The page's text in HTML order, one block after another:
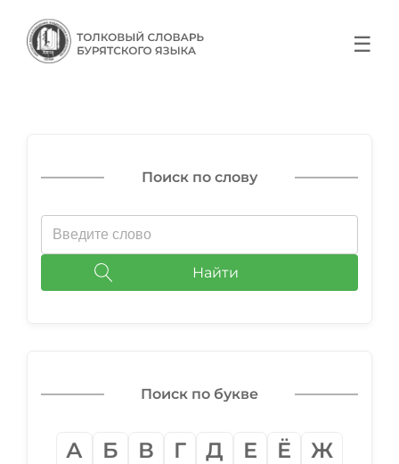
☰
Поиск по слову
Найти
Поиск по букве
А Б В Г Д Е Ё
Ж